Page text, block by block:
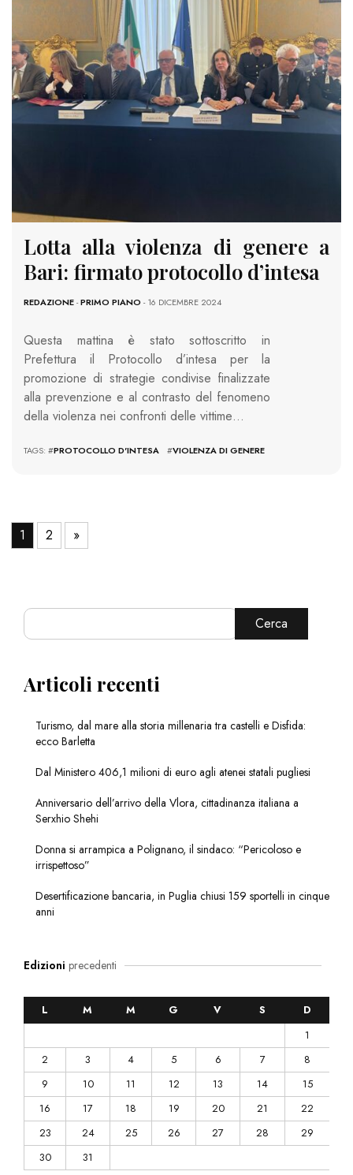
Lotta alla violenza di genere a
Bari: firmato protocollo d’intesa
REDAZIONE-PRIMO PIANO - 16 DICEMBRE 2024
Questa mattina è stato sottoscritto in
Prefettura il Protocollo d’intesa per la
promozione di strategie condivise finalizzate
alla prevenzione e al contrasto del fenomeno
della violenza nei confronti delle vittime…
TAGS: #PROTOCOLLO D'INTESA #VIOLENZA DI GENERE
1 2 »
Cerca
Articoli recenti
Turismo, dal mare alla storia millenaria tra castelli e Disfida:
ecco Barletta
Dal Ministero 406,1 milioni di euro agli atenei statali pugliesi
Anniversario dell’arrivo della Vlora, cittadinanza italiana a
Serxhio Shehi
Donna si arrampica a Polignano, il sindaco: “Pericoloso e
irrispettoso”
Desertificazione bancaria, in Puglia chiusi 159 sportelli in cinque
anni
Edizioni precedenti
L M M G V S
D
1
2
3 4 5 6 7
8
9
10 11 12 13 14
15
16
17 18 19 20 21
22
23
24 25 26 27 28
29
30
31